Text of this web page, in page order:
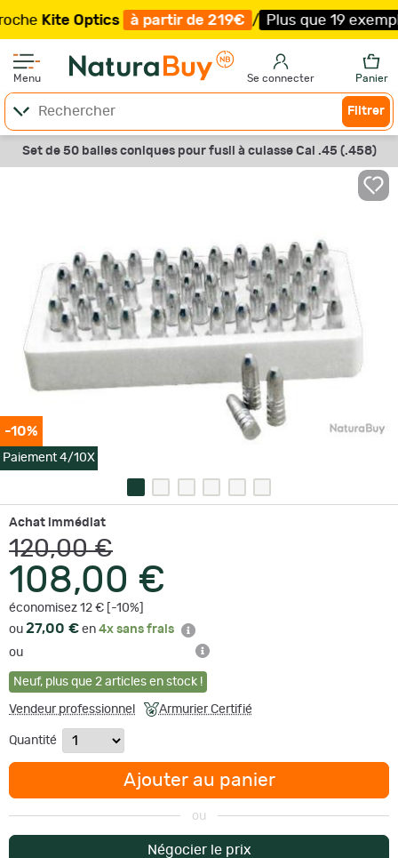
Kite Optics à partir de 219€ / Plus que 19
Menu Se connecter Panier
Filtrer
Set de 50 balles coniques pour fusil à culasse Cal .45 (.458)
-10%
Paiement 4/10X
Achat immédiat
120,00 €
108,00 €
économisez 12 € [-10%]
ou 27,00 € en 4x sans frais
ou
Neuf, plus que 2 articles en stock !
Vendeur professionnel Armurier Certifié
Quantité
Ajouter au panier
ou
Négocier le prix